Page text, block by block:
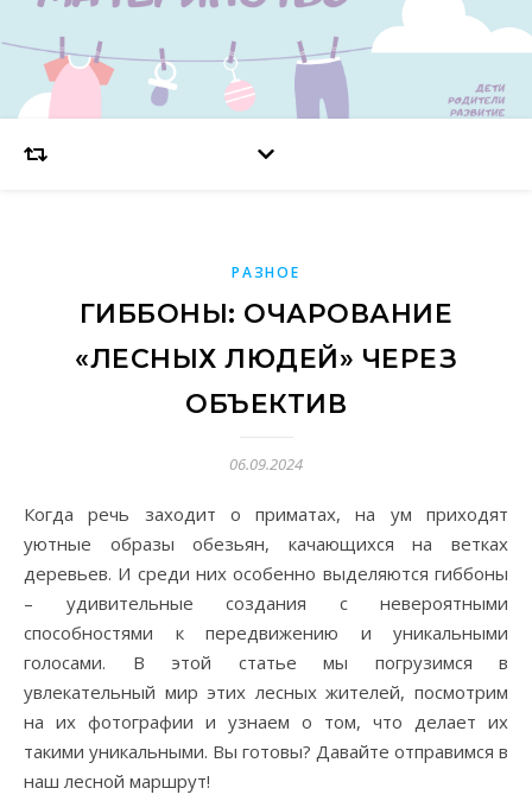
РАЗНОЕ
ГИББОНЫ: ОЧАРОВАНИЕ
«ЛЕСНЫХ ЛЮДЕЙ» ЧЕРЕЗ
ОБЪЕКТИВ
06.09.2024
Когда речь заходит о приматах, на ум приходят
уютные образы обезьян, качающихся на ветках
деревьев. И среди них особенно выделяются гиббоны
– удивительные создания с невероятными
способностями к передвижению и уникальными
голосами. В этой статье мы погрузимся в
увлекательный мир этих лесных жителей, посмотрим
на их фотографии и узнаем о том, что делает их
такими уникальными. Вы готовы? Давайте отправимся в
наш лесной маршрут!